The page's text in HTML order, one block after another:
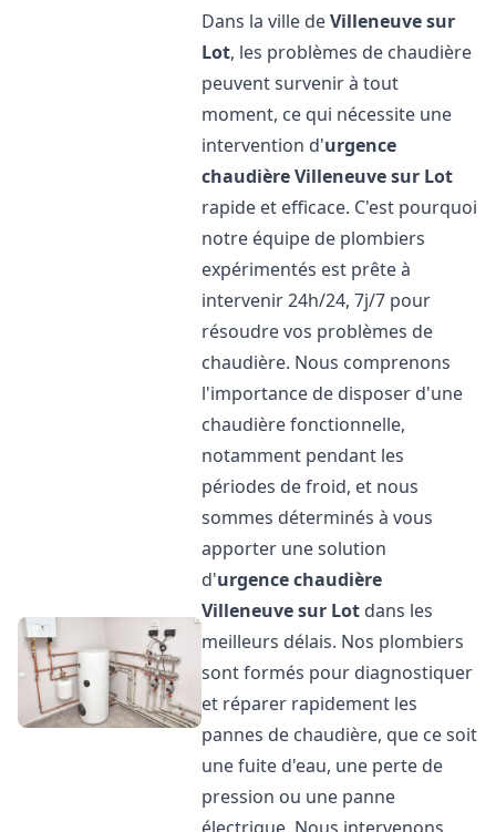
Dans la ville deVilleneuve sur
Lot, les problèmes de chaudière
peuvent survenir à tout
moment, ce qui nécessite une
intervention d'urgence
chaudièreVilleneuve sur Lot
rapide et efficace. C'est pourquoi
notre équipe de plombiers
expérimentés est prête à
intervenir 24h/24, 7j/7 pour
résoudre vos problèmes de
chaudière. Nous comprenons
l'importance de disposer d'une
chaudière fonctionnelle,
notamment pendant les
périodes de froid, et nous
sommes déterminés à vous
apporter une solution
d'urgence chaudière
Villeneuve sur Lot dans les
meilleurs délais. Nos plombiers
sont formés pour diagnostiquer
et réparer rapidement les
pannes de chaudière, que ce soit
une fuite d'eau, une perte de
pression ou une panne